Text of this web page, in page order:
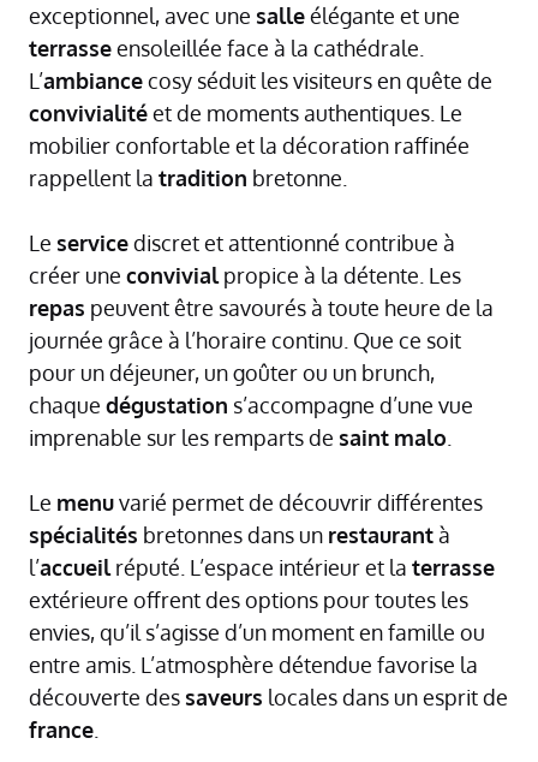
exceptionnel, avec une salleélégante et une
terrasseensoleillée face à la cathédrale.
L’ambiancecosy séduit les visiteurs en quête de
convivialitéet de moments authentiques. Le
mobilier confortable et la décoration raffinée
rappellent la tradition bretonne.
Le servicediscret et attentionné contribue à
créer une convivialpropice à la détente. Les
repas peuvent être savourés à toute heure de la
journée grâce à l’horaire continu. Que ce soit
pour un déjeuner, un goûter ou un brunch,
chaque dégustation s’accompagne d’une vue
imprenable sur les remparts de saint malo
Le menuvarié permet de découvrir différentes
spécialités bretonnes dans un restaurantà
l’accueilréputé. L’espace intérieur et la terrasse
extérieure offrent des options pour toutes les
envies, qu’il s’agisse d’un moment en famille ou
entre amis. L’atmosphère détendue favorise la
découverte des saveurs locales dans un esprit de
france